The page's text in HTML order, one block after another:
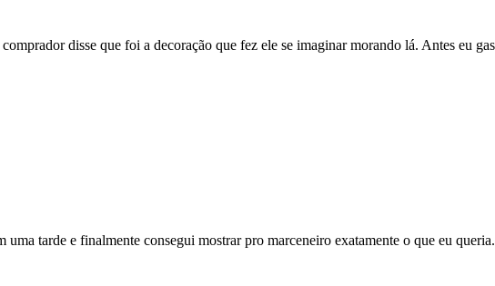
disse que foi a decoração que fez ele se imaginar morando lá. Antes eu
tarde e finalmente consegui mostrar pro marceneiro exatamente o que eu